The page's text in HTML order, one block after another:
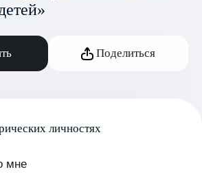
Поделиться
личностях
мне